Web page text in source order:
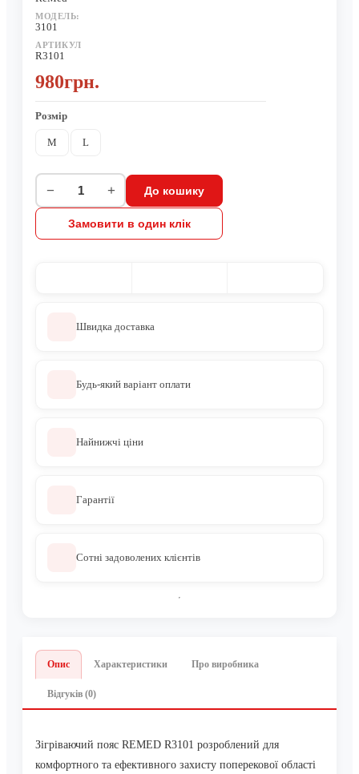
МОДЕЛЬ:
3101
АРТИКУЛ
R3101
980грн.
Розмір
M L
− + До кошику
Замовити в один клік
Швидка доставка
Будь-який варіант оплати
Найнижчі ціни
Гарантії
Сотні задоволених клієнтів
Опис Характеристики Про виробника
Відгуків (0)
Зігріваючий пояс REMED R3101 розроблений для
комфортного та ефективного захисту поперекової області